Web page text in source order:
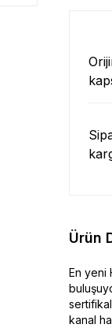
Ürün
En yeni
kanal